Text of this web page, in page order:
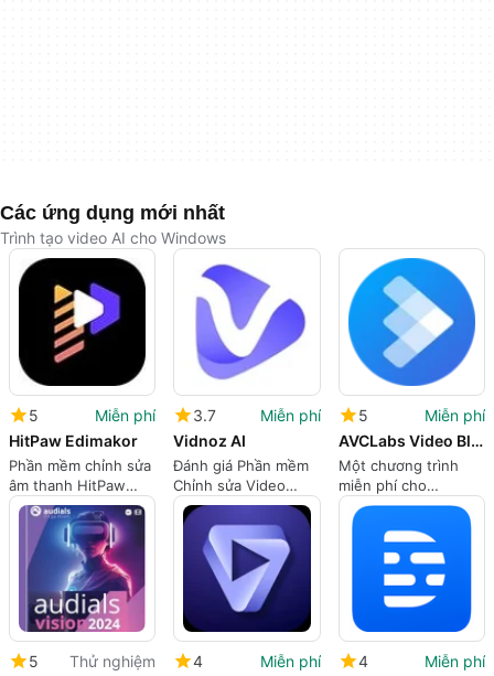
Các ứng dụng mới nhất
Trình tạo video AI cho Windows
5
Miễn phí
HitPaw Edimakor
Phần mềm chỉnh sửa
âm thanh HitPaw
Edimakor
3.7
Miễn phí
Vidnoz AI
Đánh giá Phần mềm
Chỉnh sửa Video
Vidnoz AI
5
Miễn phí
AVCLabs Video Blur AI
Một chương trình
miễn phí cho
Windows, được phát
triển bởi AVCLabs.
5
Thử nghiệm
4
Miễn phí
4
Miễn phí